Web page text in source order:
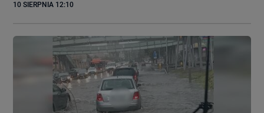
10 SIERPNIA 12:10